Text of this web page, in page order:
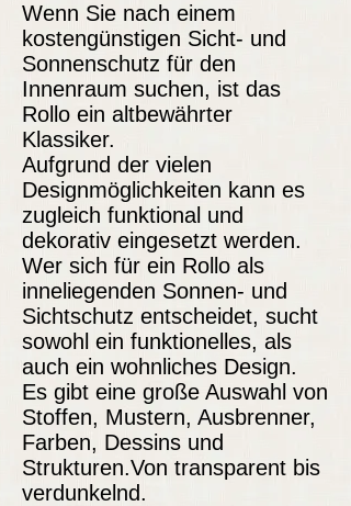
Wenn Sie nach einem
kostengünstigen Sicht- und
Sonnenschutz für den
Innenraum suchen, ist das
Rollo ein altbewährter
Klassiker.
Aufgrund der vielen
Designmöglichkeiten kann es
zugleich funktional und
dekorativ eingesetzt werden.
Wer sich für ein Rollo als
inneliegenden Sonnen- und
Sichtschutz entscheidet, sucht
sowohl ein funktionelles, als
auch ein wohnliches Design.
Es gibt eine große Auswahl von
Stoffen, Mustern, Ausbrenner,
Farben, Dessins und
Strukturen.Von transparent bis
verdunkelnd.